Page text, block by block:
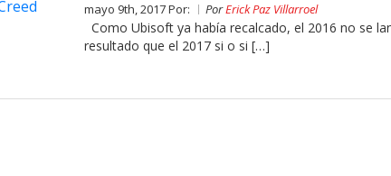
mayo 9th, 2017 Por: PorErick Paz Villarroel
Como Ubisoft ya había recalcado, el 2016 no se
resultado que el 2017 si o si […]